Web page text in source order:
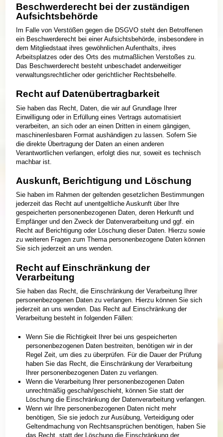
Beschwerde­recht bei der zuständigen
Aufsichts­behörde
Im Falle von Verstößen gegen die DSGVO steht den Betroffenen
ein Beschwerderecht bei einer Aufsichtsbehörde, insbesondere in
dem Mitgliedstaat ihres gewöhnlichen Aufenthalts, ihres
Arbeitsplatzes oder des Orts des mutmaßlichen Verstoßes zu.
Das Beschwerderecht besteht unbeschadet anderweitiger
verwaltungsrechtlicher oder gerichtlicher Rechtsbehelfe.
Recht auf Daten­übertrag­barkeit
Sie haben das Recht, Daten, die wir auf Grundlage Ihrer
Einwilligung oder in Erfüllung eines Vertrags automatisiert
verarbeiten, an sich oder an einen Dritten in einem gängigen,
maschinenlesbaren Format aushändigen zu lassen. Sofern Sie
die direkte Übertragung der Daten an einen anderen
Verantwortlichen verlangen, erfolgt dies nur, soweit es technisch
machbar ist.
Auskunft, Berichtigung und Löschung
Sie haben im Rahmen der geltenden gesetzlichen Bestimmungen
jederzeit das Recht auf unentgeltliche Auskunft über Ihre
gespeicherten personenbezogenen Daten, deren Herkunft und
Empfänger und den Zweck der Datenverarbeitung und ggf. ein
Recht auf Berichtigung oder Löschung dieser Daten. Hierzu sowie
zu weiteren Fragen zum Thema personenbezogene Daten können
Sie sich jederzeit an uns wenden.
Recht auf Einschränkung der
Verarbeitung
Sie haben das Recht, die Einschränkung der Verarbeitung Ihrer
personenbezogenen Daten zu verlangen. Hierzu können Sie sich
jederzeit an uns wenden. Das Recht auf Einschränkung der
Verarbeitung besteht in folgenden Fällen:
Wenn Sie die Richtigkeit Ihrer bei uns gespeicherten
personenbezogenen Daten bestreiten, benötigen wir in der
Regel Zeit, um dies zu überprüfen. Für die Dauer der Prüfung
haben Sie das Recht, die Einschränkung der Verarbeitung
Ihrer personenbezogenen Daten zu verlangen.
Wenn die Verarbeitung Ihrer personenbezogenen Daten
unrechtmäßig geschah/geschieht, können Sie statt der
Löschung die Einschränkung der Datenverarbeitung verlangen.
Wenn wir Ihre personenbezogenen Daten nicht mehr
benötigen, Sie sie jedoch zur Ausübung, Verteidigung oder
Geltendmachung von Rechtsansprüchen benötigen, haben Sie
das Recht, statt der Löschung die Einschränkung der